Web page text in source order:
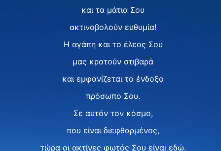
και τα μάτια Σου
ακτινοβολούν ευθυμία!
Η αγάπη και το έλεος Σου
μας κρατούν στιβαρά
και εμφανίζεται το ένδοξο
πρόσωπο Σου.
Σε αυτόν τον κόσμο,
που είναι διεφθαρμένος,
τώρα οι ακτίνες φωτός Σου είναι εδώ.